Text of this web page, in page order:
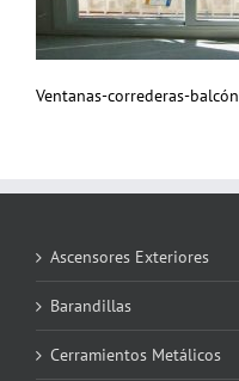
Ventanas-correderas-balcón
Ascensores Exteriores
Barandillas
Cerramientos Metálicos